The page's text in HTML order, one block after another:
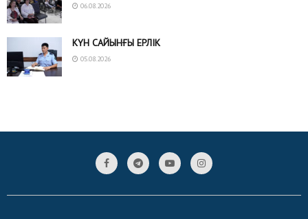
06.08.2026
КҮН САЙЫНҒЫ ЕРЛІК
05.08.2026